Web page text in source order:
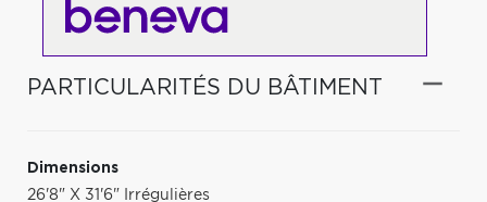
PARTICULARITÉS DU BÂTIMENT
Dimensions
26'8" X 31'6" Irrégulières